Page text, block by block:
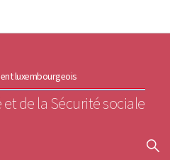
principal
contenu
luxembourgeois
de la Sécurité sociale